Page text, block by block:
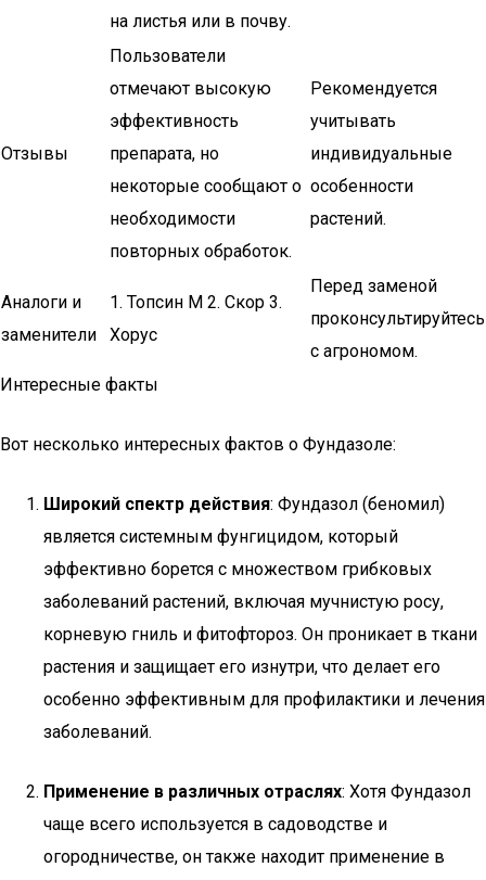
на листья или в почву.
Отзывы
Пользователи
отмечают высокую
эффективность
препарата, но
некоторые сообщают о
необходимости
повторных обработок.
Рекомендуется
учитывать
индивидуальные
особенности
растений.
Аналоги и
заменители
1. Топсин М 2. Скор 3.
Хорус
Перед заменой
проконсультируйтесь
с агрономом.
Интересные факты
Вот несколько интересных фактов о Фундазоле:
Широкий спектр действия: Фундазол (беномил)
является системным фунгицидом, который
эффективно борется с множеством грибковых
заболеваний растений, включая мучнистую росу,
корневую гниль и фитофтороз. Он проникает в ткани
растения и защищает его изнутри, что делает его
особенно эффективным для профилактики и лечения
заболеваний.
Применение в различных отраслях: Хотя Фундазол
чаще всего используется в садоводстве и
огородничестве, он также находит применение в